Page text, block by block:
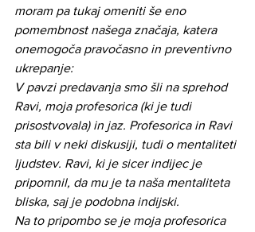
moram pa tukaj omeniti še eno
pomembnost našega značaja, katera
onemogoča pravočasno in preventivno
ukrepanje:
V pavzi predavanja smo šli na sprehod
Ravi, moja profesorica (ki je tudi
prisostvovala) in jaz. Profesorica in Ravi
sta bili v neki diskusiji, tudi o mentaliteti
ljudstev. Ravi, ki je sicer indijec je
pripomnil, da mu je ta naša mentaliteta
bliska, saj je podobna indijski.
Na to pripombo se je moja profesorica